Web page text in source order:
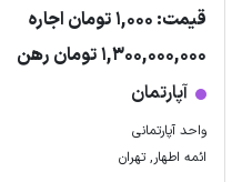
قیمت: 1,000 تومان اجاره
1,300,000,000 تومان رهن
آپارتمان
واحد آپارتمانی
ائمه اطهار, تهران